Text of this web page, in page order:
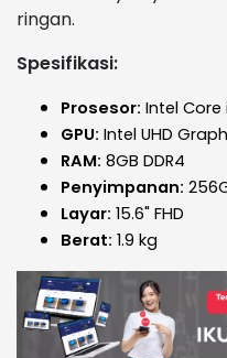
ringan.
Spesifikasi:
Prosesor: Intel Core
GPU: Intel UHD
RAM: 8GB DDR4
Penyimpanan:
Layar: 15.6" FHD
Berat: 1.9 kg